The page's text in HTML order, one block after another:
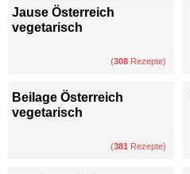
Jause Österreich
vegetarisch
(308 Rezepte)
Beilage Österreich
vegetarisch
(381 Rezepte)